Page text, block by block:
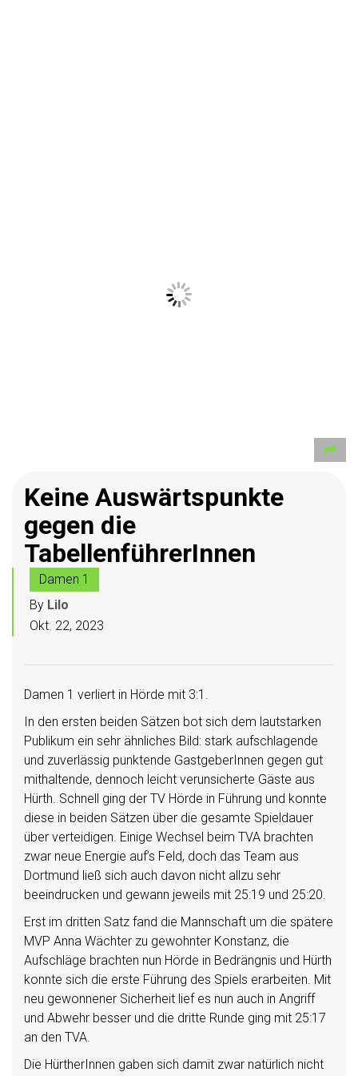
Keine Auswärtspunkte
gegen die
TabellenführerInnen
Damen 1
By Lilo
Okt. 22, 2023
Damen 1 verliert in Hörde mit 3:1.
In den ersten beiden Sätzen bot sich dem lautstarken
Publikum ein sehr ähnliches Bild: stark aufschlagende
und zuverlässig punktende GastgeberInnen gegen gut
mithaltende, dennoch leicht verunsicherte Gäste aus
Hürth. Schnell ging der TV Hörde in Führung und konnte
diese in beiden Sätzen über die gesamte Spieldauer
über verteidigen. Einige Wechsel beim TVA brachten
zwar neue Energie auf’s Feld, doch das Team aus
Dortmund ließ sich auch davon nicht allzu sehr
beeindrucken und gewann jeweils mit 25:19 und 25:20.
Erst im dritten Satz fand die Mannschaft um die spätere
MVP Anna Wächter zu gewohnter Konstanz, die
Aufschläge brachten nun Hörde in Bedrängnis und Hürth
konnte sich die erste Führung des Spiels erarbeiten. Mit
neu gewonnener Sicherheit lief es nun auch in Angriff
und Abwehr besser und die dritte Runde ging mit 25:17
an den TVA.
Die HürtherInnen gaben sich damit zwar natürlich nicht